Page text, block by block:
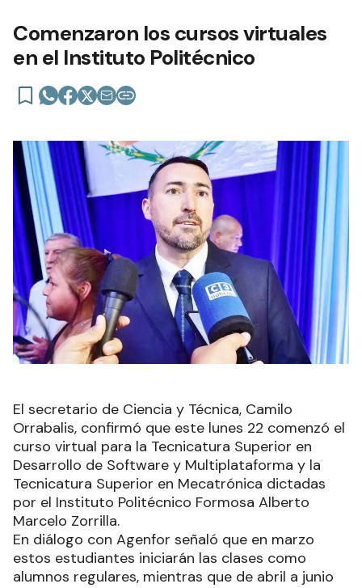
Comenzaron los cursos virtuales
en el Instituto Politécnico
El secretario de Ciencia y Técnica, Camilo
Orrabalis, confirmó que este lunes 22 comenzó el
curso virtual para la Tecnicatura Superior en
Desarrollo de Software y Multiplataforma y la
Tecnicatura Superior en Mecatrónica dictadas
por el Instituto Politécnico Formosa Alberto
Marcelo Zorrilla.
En diálogo con Agenfor señaló que en marzo
estos estudiantes iniciarán las clases como
alumnos regulares, mientras que de abril a junio